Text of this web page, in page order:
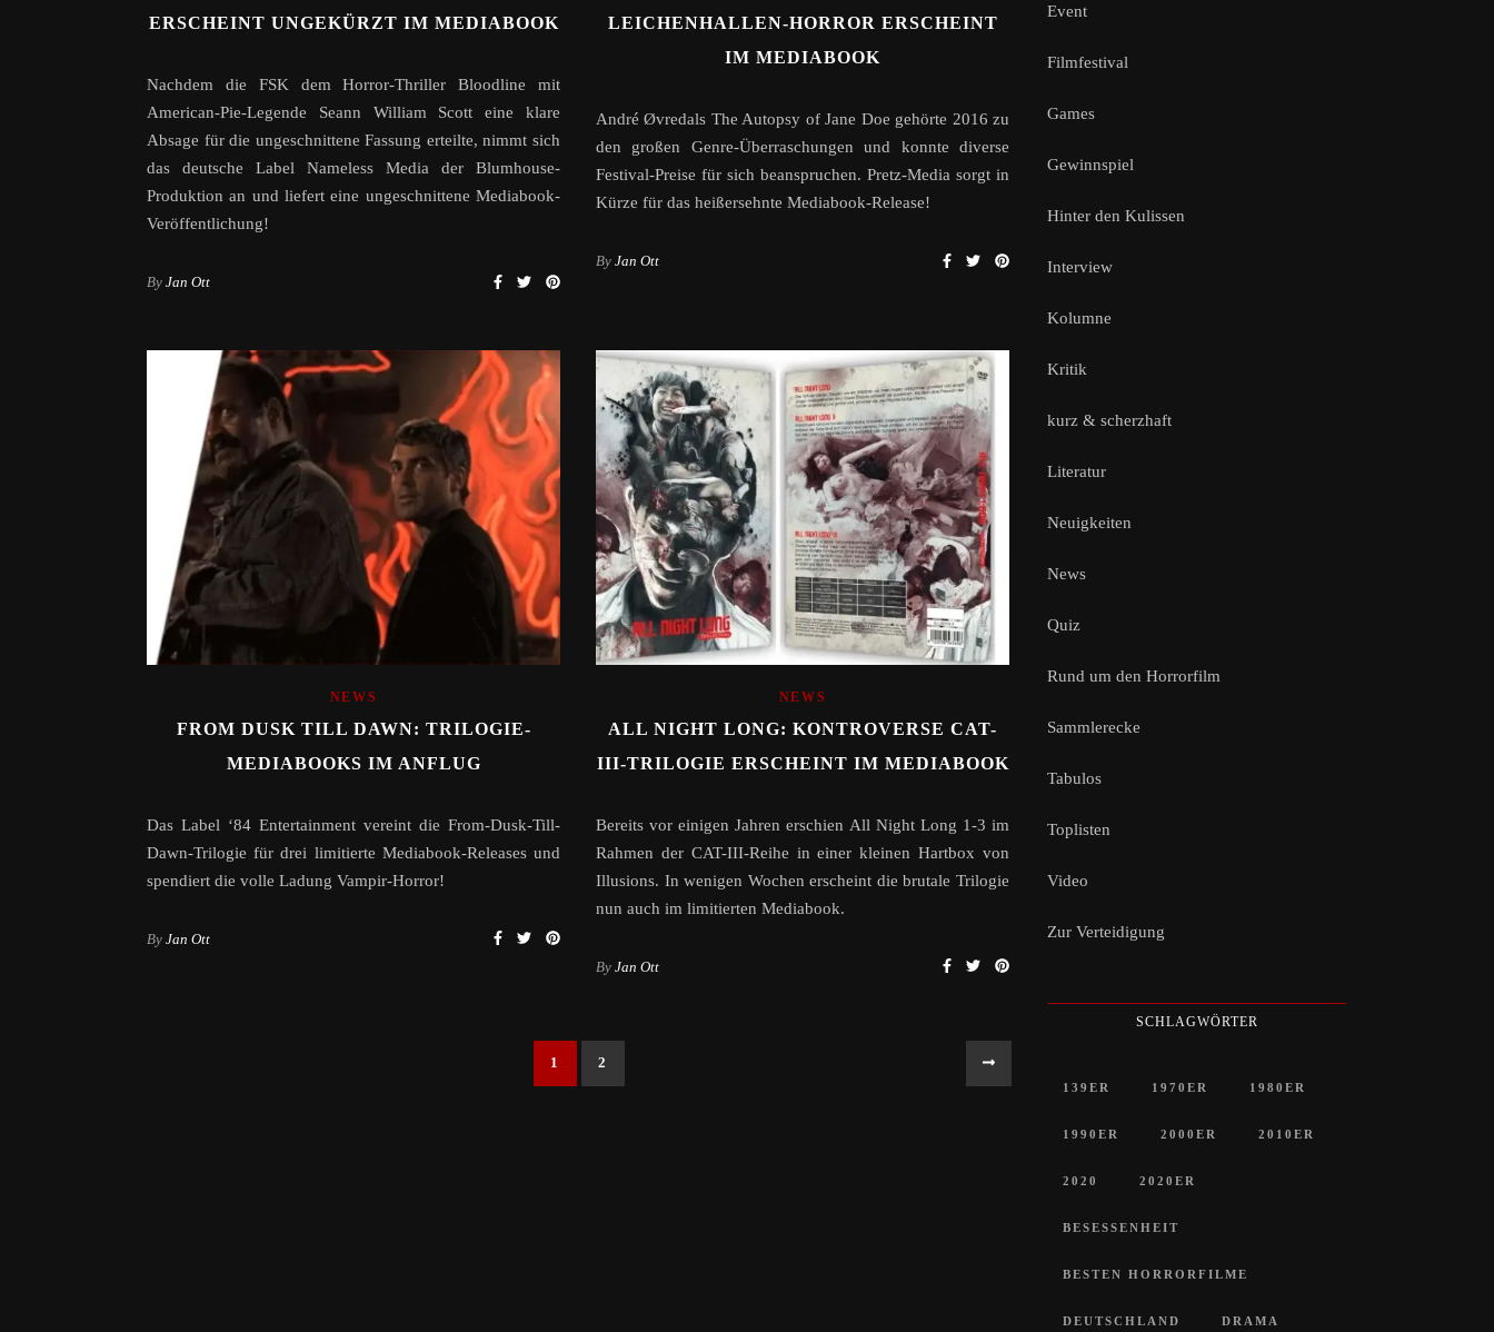
ERSCHEINT UNGEKÜRZT IM MEDIABOOK
Nachdem die FSK dem Horror-Thriller Bloodline mit
American-Pie-Legende Seann William Scott eine klare
Absage für die ungeschnittene Fassung erteilte, nimmt sich
das deutsche Label Nameless Media der Blumhouse-
Produktion an und liefert eine ungeschnittene Mediabook-
Veröffentlichung!
By Jan Ott
LEICHENHALLEN-HORROR ERSCHEINT
IM MEDIABOOK
André Øvredals The Autopsy of Jane Doe gehörte 2016 zu
den großen Genre-Überraschungen und konnte diverse
Festival-Preise für sich beanspruchen. Pretz-Media sorgt in
Kürze für das heißersehnte Mediabook-Release!
By Jan Ott
NEWS
FROM DUSK TILL DAWN: TRILOGIE-
MEDIABOOKS IM ANFLUG
Das Label ‘84 Entertainment vereint die From-Dusk-Till-
Dawn-Trilogie für drei limitierte Mediabook-Releases und
spendiert die volle Ladung Vampir-Horror!
By Jan Ott
NEWS
ALL NIGHT LONG: KONTROVERSE CAT-
III-TRILOGIE ERSCHEINT IM MEDIABOOK
Bereits vor einigen Jahren erschien All Night Long 1-3 im
Rahmen der CAT-III-Reihe in einer kleinen Hartbox von
Illusions. In wenigen Wochen erscheint die brutale Trilogie
nun auch im limitierten Mediabook.
By Jan Ott
1 2
Event
Filmfestival
Games
Gewinnspiel
Hinter den Kulissen
Interview
Kolumne
Kritik
kurz & scherzhaft
Literatur
Neuigkeiten
News
Quiz
Rund um den Horrorfilm
Sammlerecke
Tabulos
Toplisten
Video
Zur Verteidigung
SCHLAGWÖRTER
139ER 1970ER 1980ER
1990ER 2000ER 2010ER
2020 2020ER
BESESSENHEIT
BESTEN HORRORFILME
DEUTSCHLAND DRAMA